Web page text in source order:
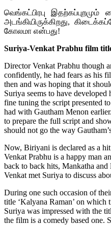
வெங்கட்பிரபு
அடங்கியிருக்கிறது,
கோலமா என்பது!
Suriya-Venkat Prabhu film
Director Venkat Prabhu though
confidently, he had fears as his
then and was hoping that it
Suriya seems to have
fine tuning the script presented
had with Gautham Menon
to prepare the full script and
should not go the way
Now, Biriyani is declared as a
Venkat Prabhu is a happy man
back to back hits, Mankatha
Venkat met Suriya to discuss
During one such occasion of
title ‘Kalyana Raman’ on which
Suriya was impressed with the
the film is a comedy based one.